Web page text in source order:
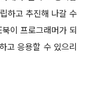
하고 추진해 나갈 수
이 프로그래머가 되
고 응용할 수 있으리